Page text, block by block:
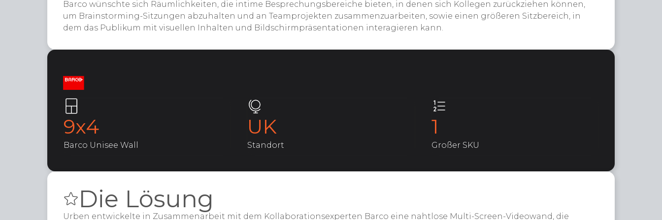
Barco wünschte sich Räumlichkeiten, die intime Besprechungsbereiche bieten, in denen sich Kollegen zurückziehen können,
um Brainstorming-Sitzungen abzuhalten und an Teamprojekten zusammenzuarbeiten, sowie einen größeren Sitzbereich, in
dem das Publikum mit visuellen Inhalten und Bildschirmpräsentationen interagieren kann.
9x4
Barco Unisee Wall
UK
Standort
1
Großer SKU
Die Lösung
Urben entwickelte in Zusammenarbeit mit dem Kollaborationsexperten Barco eine nahtlose Multi-Screen-Videowand, die